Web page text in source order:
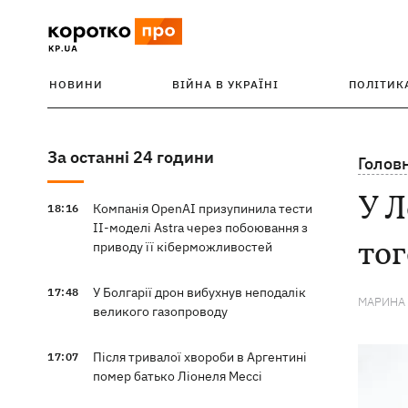
НОВИНИ ВІЙНА В УКРАЇНІ
За останні 24 години
18:16
Компанія OpenAI призупинила тести
ІІ-моделі Astra через побоювання з
приводу її кіберможливостей
17:48
У Болгарії дрон вибухнув неподалік
великого газопроводу
17:07
Після тривалої хвороби в Аргентині
помер батько Ліонеля Мессі
У
МАРИНА